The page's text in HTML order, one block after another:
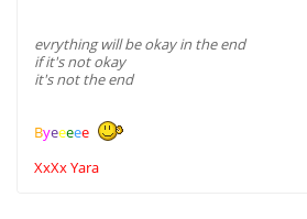
evrything will be okay in the end
if it's not okay
it's not the end
Byeeeee
XxXx Yara